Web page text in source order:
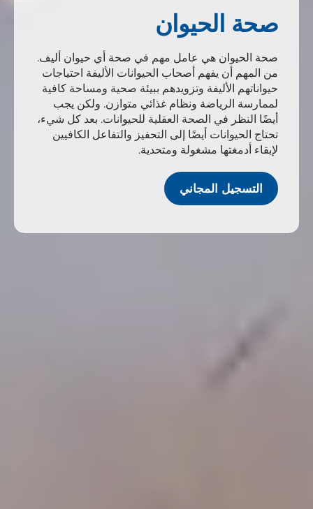
صحة الحيوان
صحة الحيوان هي عامل مهم في صحة أي حيوان أليف.
من المهم أن يفهم أصحاب الحيوانات الأليفة احتياجات
حيواناتهم الأليفة وتزويدهم ببيئة صحية ومساحة كافية
لممارسة الرياضة ونظام غذائي متوازن. ولكن يجب
أيضًا النظر في الصحة العقلية للحيوانات. بعد كل شيء،
تحتاج الحيوانات أيضًا إلى التحفيز والتفاعل الكافيين
لإبقاء أدمغتها مشغولة ومتحدية.
التسجيل المجاني